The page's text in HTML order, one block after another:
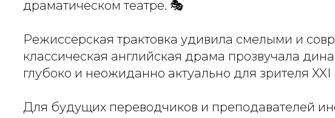
драматическом театре. 🎭
Режиссёрская трактовка удивила смелыми и
классическая английская драма прозвучала
глубоко и неожиданно актуально для зрителя XXI
Для будущих переводчиков и преподавателей